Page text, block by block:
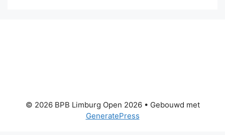
© 2026 BPB Limburg Open 2026• Gebouwd met
GeneratePress